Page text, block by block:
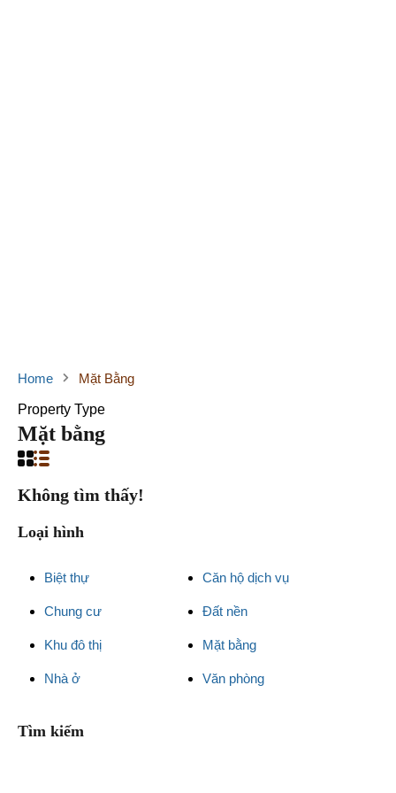
Home Mặt Bằng
Property Type
Mặt bằng
Không tìm thấy!
Loại hình
Biệt thự Căn hộ dịch vụ
Chung cư Đất nền
Khu đô thị Mặt bằng
Nhà ở Văn phòng
Tìm kiếm